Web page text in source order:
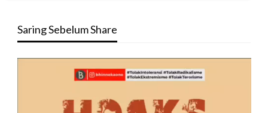
Saring Sebelum Share